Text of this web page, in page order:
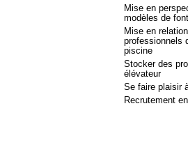
Mise en
modèles de
Mise en
professionnels
piscine
Stocker des
élévateur
Se faire plaisir
Recrutement